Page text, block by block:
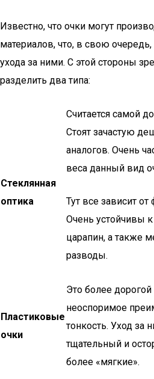
Известно, что очки могут
материалов, что, в свою
ухода за ними. С этой стороны
разделить два типа:
Стеклянная
оптика
Считается самой
Стоят зачастую
аналогов. Очень
веса данный вид
Тут все зависит
Очень устойчивы
царапин, а также
разводы.
Пластиковые
очки
Это более
неоспоримое
тонкость. Уход за
тщательный и
более «мягкие».